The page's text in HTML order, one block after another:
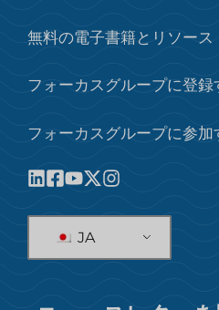
無料の電子書籍とリソース
フォーカスグループに登録
フォーカスグループに参加
JA